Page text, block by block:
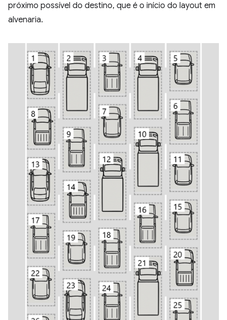
próximo possível do destino, que é o início do layout em
alvenaria.